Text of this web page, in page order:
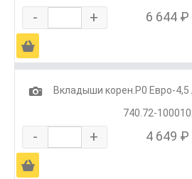
- + 6 644 ₽
Ä
1
Вкладыши корен.Р0 Евро-
740.72-
- + 4 649 ₽
Ä